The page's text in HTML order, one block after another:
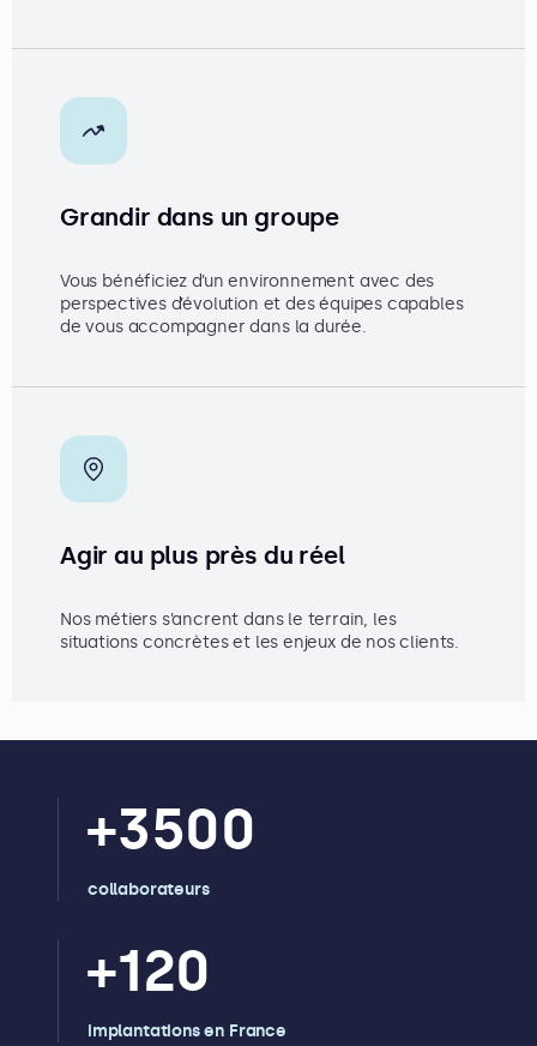
Grandir dans un groupe
Vous bénéficiez d’un environnement avec des
perspectives d’évolution et des équipes capables
de vous accompagner dans la durée.
Agir au plus près du réel
Nos métiers s’ancrent dans le terrain, les
situations concrètes et les enjeux de nos clients.
+3500
collaborateurs
+120
implantations en France